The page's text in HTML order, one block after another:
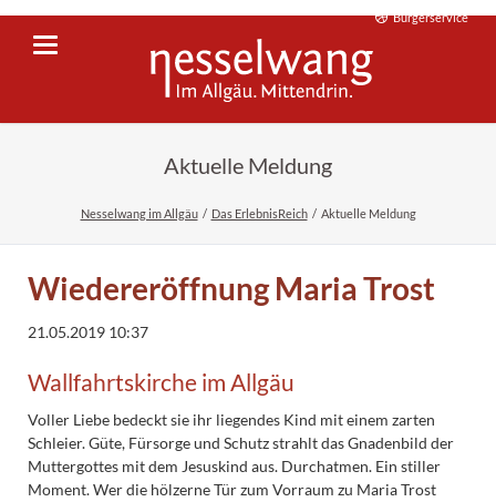
Bürgerservice
Aktuelle Meldung
Nesselwang im Allgäu Das ErlebnisReich Aktuelle Meldung
Wiedereröffnung Maria Trost
21.05.2019 10:37
Wallfahrtskirche im Allgäu
Voller Liebe bedeckt sie ihr liegendes Kind mit einem zarten
Schleier. Güte, Fürsorge und Schutz strahlt das Gnadenbild der
Muttergottes mit dem Jesuskind aus. Durchatmen. Ein stiller
Moment. Wer die hölzerne Tür zum Vorraum zu Maria Trost